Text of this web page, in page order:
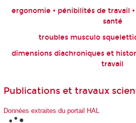
ergonomie • pénibilités de travail
santé
troubles musculo
dimensions diachroniques et
travail
Publications et travaux
Données extraites du portail HAL